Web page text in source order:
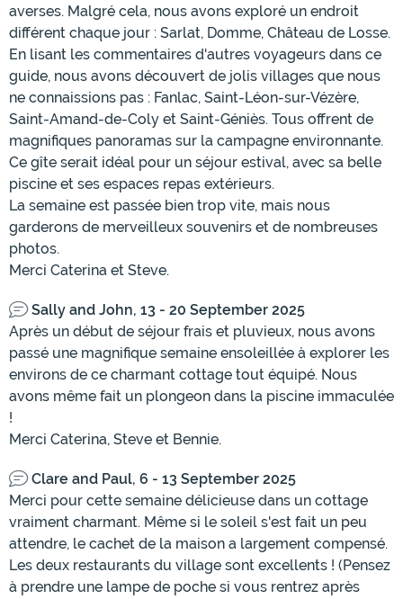
averses. Malgré cela, nous avons exploré un endroit
différent chaque jour : Sarlat, Domme, Château de Losse.
En lisant les commentaires d'autres voyageurs dans ce
guide, nous avons découvert de jolis villages que nous
ne connaissions pas : Fanlac, Saint-Léon-sur-Vézère,
Saint-Amand-de-Coly et Saint-Géniès. Tous offrent de
magnifiques panoramas sur la campagne environnante.
Ce gîte serait idéal pour un séjour estival, avec sa belle
piscine et ses espaces repas extérieurs.
La semaine est passée bien trop vite, mais nous
garderons de merveilleux souvenirs et de nombreuses
photos.
Merci Caterina et Steve.
Sally and John, 13 - 20 September 2025
Après un début de séjour frais et pluvieux, nous avons
passé une magnifique semaine ensoleillée à explorer les
environs de ce charmant cottage tout équipé. Nous
avons même fait un plongeon dans la piscine immaculée
!
Merci Caterina, Steve et Bennie.
Clare and Paul, 6 - 13 September 2025
Merci pour cette semaine délicieuse dans un cottage
vraiment charmant. Même si le soleil s'est fait un peu
attendre, le cachet de la maison a largement compensé.
Les deux restaurants du village sont excellents ! (Pensez
à prendre une lampe de poche si vous rentrez après